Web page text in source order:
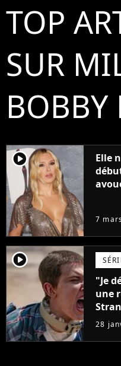
TOP
SUR
BOBBY
player2
Elle
7
player2
"Je
une
28